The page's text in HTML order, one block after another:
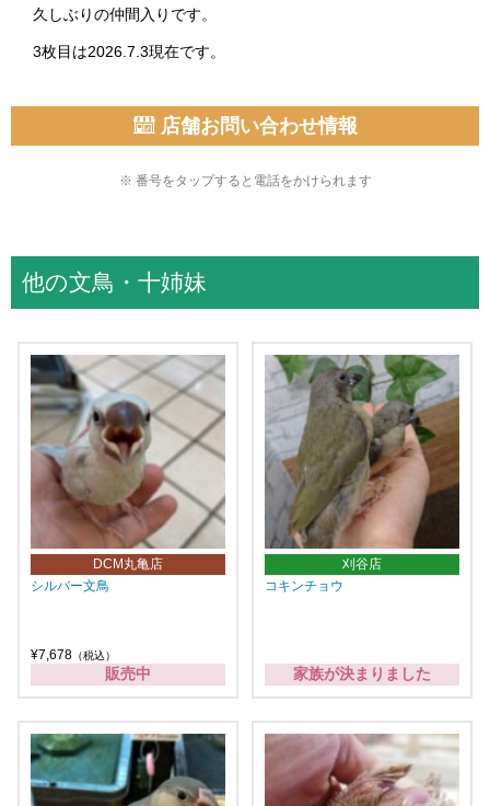
久しぶりの仲間入りです。
3枚目は2026.7.3現在です。
店舗お問い合わせ情報
※ 番号をタップすると電話をかけられます
他の文鳥・十姉妹
DCM丸亀店
シルバー文鳥
¥7,678 （税込）
販売中
刈谷店
コキンチョウ
家族が決まりました